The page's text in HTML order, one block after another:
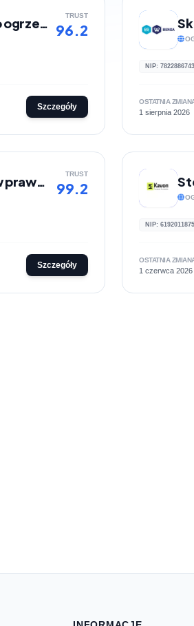
Piece centralnego ogrzewania - Konstal TRUST
96.2
Szczegóły
NIP: 7822886743
OSTATNIA
1 sierpnia 2026
Kancelaria radców prawnych JLSW TRUST
99.2
Szczegóły
NIP: 6192011875
OSTATNIA
1 czerwca 2026